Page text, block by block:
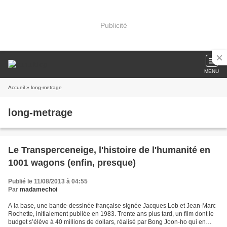
Publicité
MENU
Accueil » long-metrage
long-metrage
Le Transperceneige, l'histoire de l'humanité en
1001 wagons (enfin, presque)
Publié le 11/08/2013 à 04:55
Par madamechoi
A la base, une bande-dessinée française signée Jacques Lob et Jean-Marc
Rochette, initialement publiée en 1983. Trente ans plus tard, un film dont le
budget s’élève à 40 millions de dollars, réalisé par Bong Joon-ho qui en